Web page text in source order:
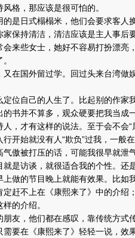
格，那应该是很可怕的。
日式榻榻米，他们会要求客人
保持清洁，清洁应该是主人事后
来些女士，她好不容易打扮漂亮
国外留过学。回过头来台湾做
自己的人生了。比起别的作家
的书并不算多，观众硬要把我当成
，才有这样的说法。至于会不会
开始就没有人“欺负”过我，一般
傲被打压的话，可能我很早就泄
访谈，就很适合我的个性。还
做的节目晚上就能有效果。比如
赶不上在《康熙来了》中的介绍
的介绍。
，他们都在感叹，靠传统方式
需要在《康熙来了》轻轻一说，效